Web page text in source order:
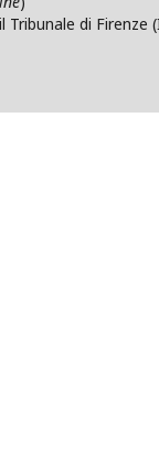
di Firenze